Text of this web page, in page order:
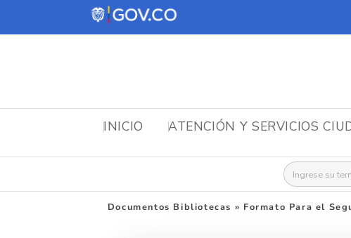
INICIO ATENCIÓN Y SERVICIOS
Buscar:
Documentos Bibliotecas » Formato Para el